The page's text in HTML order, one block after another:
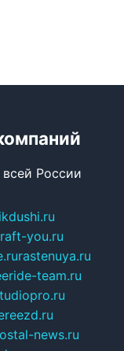
России
you.ru
rastenuya.ru
team.ru
news.ru